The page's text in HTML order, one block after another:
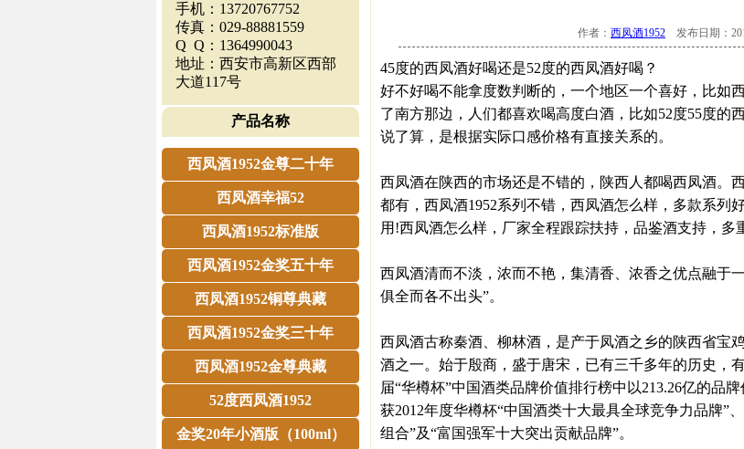
手机：13720767752
传真：029-88881559
Q Q：1364990043
地址：西安市高新区西部
大道117号
产品名称
西凤酒1952金尊二十年
西凤酒幸福52
西凤酒1952标准版
西凤酒1952金奖五十年
西凤酒1952铜尊典藏
西凤酒1952金奖三十年
西凤酒1952金尊典藏
52度西凤酒1952
金奖20年小酒版（100ml）
作者： 西凤酒1952 发布日期：
45度的西凤酒好喝还是52度的西凤酒好喝？
好不好喝不能拿度数判断的，一个地区一个喜好，比如
了南方那边，人们都喜欢喝高度白酒，比如52度55度的
说了算，是根据实际口感价格有直接关系的。
西凤酒在陕西的市场还是不错的，陕西人都喝西凤酒。
都有，西凤酒1952系列不错，西凤酒怎么样，多款系列
用!西凤酒怎么样，厂家全程跟踪扶持，品鉴酒支持，多
西凤酒清而不淡，浓而不艳，集清香、浓香之优点融于
俱全而各不出头”。
西凤酒古称秦酒、柳林酒，是产于凤酒之乡的陕西省宝
酒之一。始于殷商，盛于唐宋，已有三千多年的历史，
届“华樽杯”中国酒类品牌价值排行榜中以213.26亿的品
获2012年度华樽杯“中国酒类十大最具全球竞争力品牌”
组合”及“富国强军十大突出贡献品牌”。